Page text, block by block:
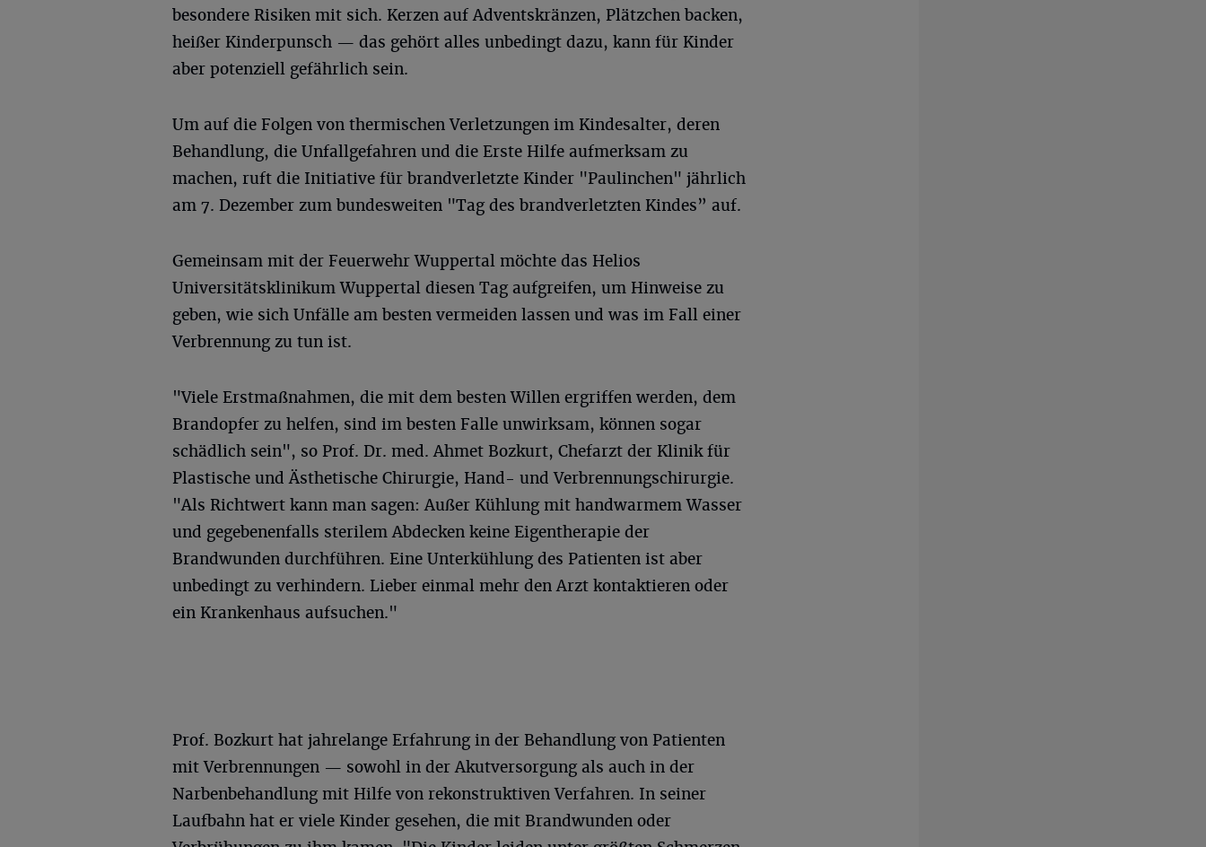
besondere Risiken mit sich. Kerzen auf Adventskränzen, Plätzchen backen,
heißer Kinderpunsch — das gehört alles unbedingt dazu, kann für Kinder
aber potenziell gefährlich sein.
Um auf die Folgen von thermischen Verletzungen im Kindesalter, deren
Behandlung, die Unfallgefahren und die Erste Hilfe aufmerksam zu
machen, ruft die Initiative für brandverletzte Kinder "Paulinchen" jährlich
am 7. Dezember zum bundesweiten "Tag des brandverletzten Kindes” auf.
Gemeinsam mit der Feuerwehr Wuppertal möchte das Helios
Universitätsklinikum Wuppertal diesen Tag aufgreifen, um Hinweise zu
geben, wie sich Unfälle am besten vermeiden lassen und was im Fall einer
Verbrennung zu tun ist.
"Viele Erstmaßnahmen, die mit dem besten Willen ergriffen werden, dem
Brandopfer zu helfen, sind im besten Falle unwirksam, können sogar
schädlich sein", so Prof. Dr. med. Ahmet Bozkurt, Chefarzt der Klinik für
Plastische und Ästhetische Chirurgie, Hand- und Verbrennungschirurgie.
"Als Richtwert kann man sagen: Außer Kühlung mit handwarmem Wasser
und gegebenenfalls sterilem Abdecken keine Eigentherapie der
Brandwunden durchführen. Eine Unterkühlung des Patienten ist aber
unbedingt zu verhindern. Lieber einmal mehr den Arzt kontaktieren oder
ein Krankenhaus aufsuchen."
Prof. Bozkurt hat jahrelange Erfahrung in der Behandlung von Patienten
mit Verbrennungen — sowohl in der Akutversorgung als auch in der
Narbenbehandlung mit Hilfe von rekonstruktiven Verfahren. In seiner
Laufbahn hat er viele Kinder gesehen, die mit Brandwunden oder